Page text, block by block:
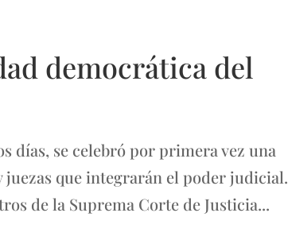
democrática del
días, se celebró por primera vez una
que integrarán el poder judicial.
de la Suprema Corte de Justicia...